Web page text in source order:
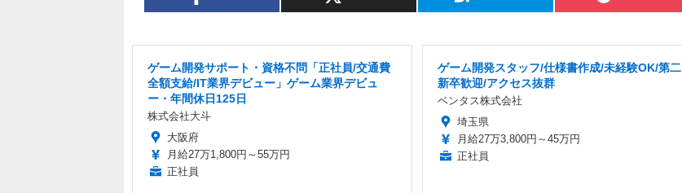
ゲーム開発サポート・資格不問「正社員/交通費
全額支給/IT業界デビュー」ゲーム業界デビュ
ー・年間休日125日
株式会社大斗
大阪府
月給27万1,800円～55万円
正社員
ゲーム開発スタッフ/仕様書作成/未経験OK/第二
新卒歓迎/アクセス抜群
ベンタス株式会社
埼玉県
月給27万3,800円～45万円
正社員